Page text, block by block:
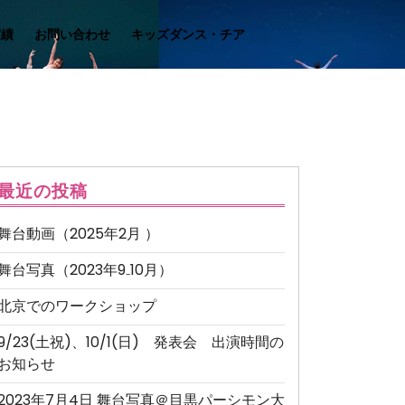
お問い合わせ キッズダンス・チア
近の投稿
台動画（2025年2月 ）
台写真（2023年9₋10月）
京でのワークショップ
23(土祝)、10/1(日) 発表会 出演時間の
知らせ
年7月4日 舞台写真＠目黒パーシモン大